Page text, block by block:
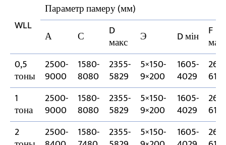
WLL
Параметр памеру (мм)
А
С D
макс Э D мін F
0,5
тоны
2500-
9000
1580-
8080
2355-
5829
5×150-
9×200
1605-
4029
1
тона
2500-
9000
1580-
8080
2355-
5829
5×150-
9×200
1605-
4029
2
2500- 1580- 2355- 5×150- 1605-